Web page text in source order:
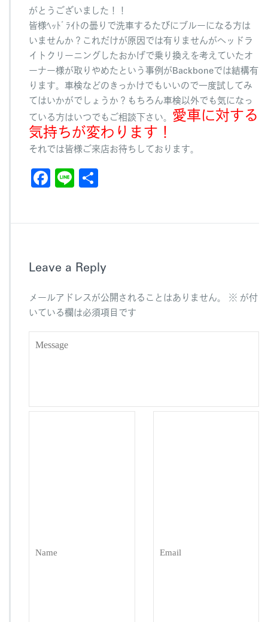
がとうございました！！
皆様ﾍｯﾄﾞﾗｲﾄの曇りで洗車するたびにブルーになる方は
いませんか？これだけが原因では有りませんがヘッドラ
イトクリーニングしたおかげで乗り換えを考えていたオ
ーナー様が取りやめたという事例がBackboneでは結構有
ります。車検などのきっかけでもいいので一度試してみ
てはいかがでしょうか？もちろん車検以外でも気になっ
ている方はいつでもご相談下さい。 愛車に対する
気持ちが変わります！
それでは皆様ご来店お待ちしております。
F
o
o
k
Li
Leave a Reply
メールアドレスが公開されることはありません。 ※ が付
いている欄は必須項目です